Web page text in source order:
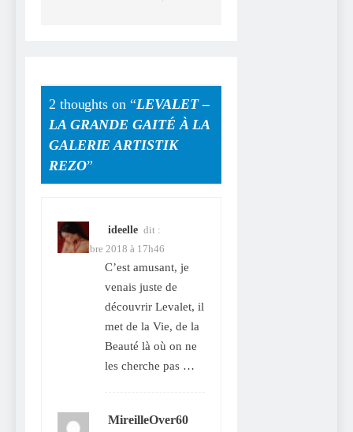
2 thoughts on “LEVALET –
LA GRANDE GAITÉ À LA
GALERIE ARTISTIK
REZO”
ideelle dit :
15 octobre 2018 à 17h46
C’est amusant, je
venais juste de
découvrir Levalet, il
met de la Vie, de la
Beauté là où on ne
les cherche pas …
MireilleOver60